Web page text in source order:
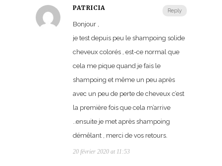
Reply
PATRICIA
Bonjour ,
je test depuis peu le shampoing solide
cheveux colorés , est-ce normal que
cela me pique quand je fais le
shampoing et même un peu après
avec un peu de perte de cheveux c’est
la première fois que cela m’arrive
..ensuite je met après shampoing
démêlant , merci de vos retours.
20 février 2020 at 11:53